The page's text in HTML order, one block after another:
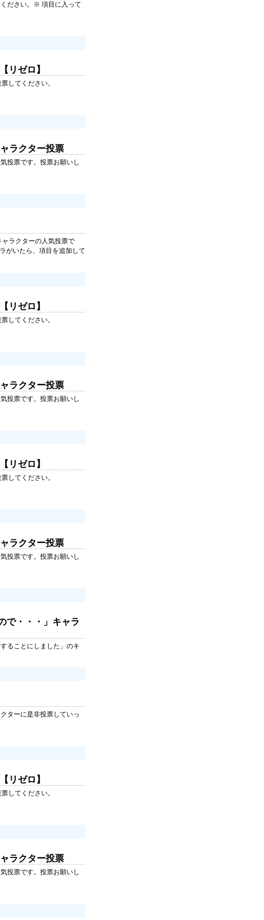
ださい。※ 項目に入って
リゼロ】
してください。
ラクター投票
投票です。投票お願いし
ラクターの人気投票で
がいたら、項目を追加して
リゼロ】
してください。
ラクター投票
投票です。投票お願いし
リゼロ】
してください。
ラクター投票
投票です。投票お願いし
で・・・」キャラ
ることにしました」のキ
ターに是非投票していっ
リゼロ】
してください。
ラクター投票
投票です。投票お願いし